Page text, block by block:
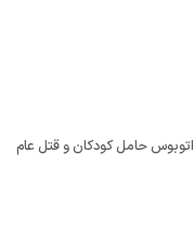
حامل کودکان و قتل عام